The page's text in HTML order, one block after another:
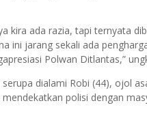
kira ada razia, tapi ternyata
ini jarang sekali ada
Polwan Ditlantas,”
dialami Robi (44), ojol
polisi dengan